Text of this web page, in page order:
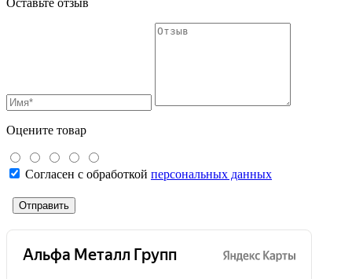
Оцените товар
Согласен с обработкой персональных данных
Отправить